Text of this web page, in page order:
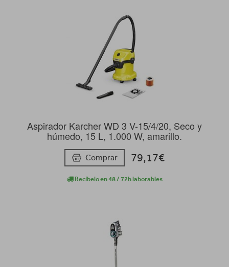
Aspirador Karcher WD 3 V-15/4/20, Seco y
húmedo, 15 L, 1.000 W, amarillo.
Comprar 79,17€
Recíbelo en 48 / 72h laborables